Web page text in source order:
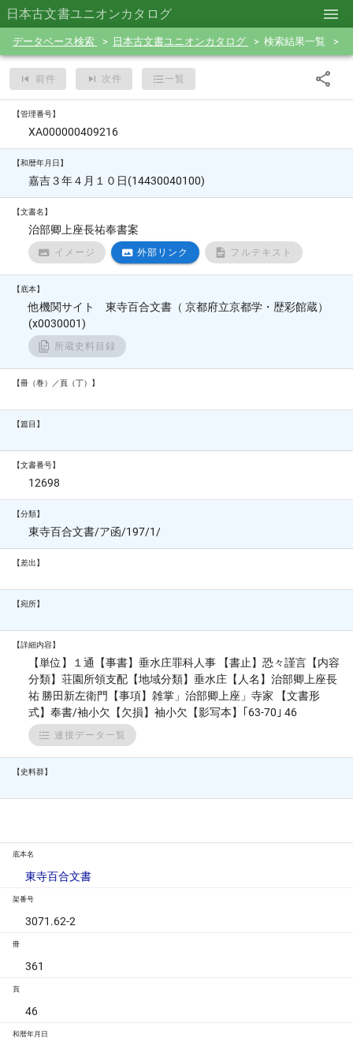
日本古文書ユニオンカタログ
データベース検索 日本古文書ユニオンカタログ 検索結果一覧
前件 次件 一覧
【管理番号】
XA000000409216
【和暦年月日】
嘉吉３年４月１０日(14430040100)
【文書名】
治部卿上座長祐奉書案
イメージ 外部リンク フルテキスト
【底本】
他機関サイト 東寺百合文書（ 京都府立京都学・歴彩館蔵）
(x0030001)
所蔵史料目録
【冊（巻）／頁（丁）】
【篇目】
【文書番号】
12698
【分類】
東寺百合文書/ア函/197/1/
【差出】
【宛所】
【詳細内容】
【単位】１通【事書】垂水庄罪科人事 【書止】恐々謹言【内容
分類】荘園所領支配【地域分類】垂水庄【人名】治部卿上座長
祐 勝田新左衛門【事項】雑掌」治部卿上座」寺家 【文書形
式】奉書/袖小欠【欠損】袖小欠【影写本】｢63-70｣ 46
連接データ一覧
【史料群】
底本名
東寺百合文書
架番号
3071.62-2
冊
361
頁
46
和暦年月日